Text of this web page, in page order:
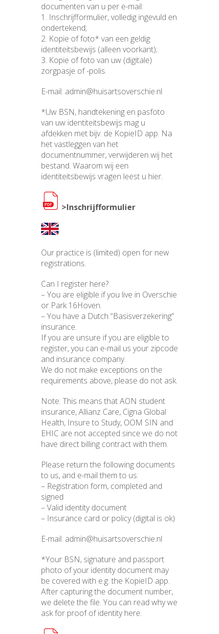
documenten van u per e-mail:
1. Inschrijfformulier, volledig ingevuld en
ondertekend;
2. Kopie of foto* van een geldig
identiteitsbewijs (alleen voorkant);
3. Kopie of foto van uw (digitale)
zorgpasje of -polis.
E-mail: admin@huisartsoverschie.nl
*Uw BSN, handtekening en pasfoto
van uw identiteitsbewijs mag u
afdekken met bijv. de KopieID app. Na
het vastleggen van het
documentnummer, verwijderen wij het
bestand. Waarom wij een
identiteitsbewijs vragen leest u hier.
>Inschrijfformulier
Our practice is (limited) open for new
registrations.
Can I register here?
– You are eligible if you live in Overschie
or Park 16Hoven.
– You have a Dutch “Basisverzekering”
insurance.
If you are unsure if you are eligible to
register, you can e-mail us your zipcode
and insurance company.
We do not make exceptions on the
requirements above, please do not ask.
Note: This means that AON student
insurance, Allianz Care, Cigna Global
Health, Insure to Study, OOM SIN and
EHIC are not accepted since we do not
have direct billing contract with them.
Please return the following documents
to us, and e-mail them to us:
– Registration form, completed and
signed
– Valid identity document
– Insurance card or policy (digital is ok)
E-mail: admin@huisartsoverschie.nl
*Your BSN, signature and passport
photo of your identity document may
be covered with e.g. the KopieID app.
After capturing the document number,
we delete the file. You can read why we
ask for proof of identityhere.